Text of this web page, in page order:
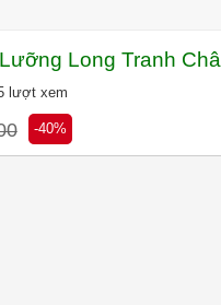
Long Tranh
lượt xem
-40%